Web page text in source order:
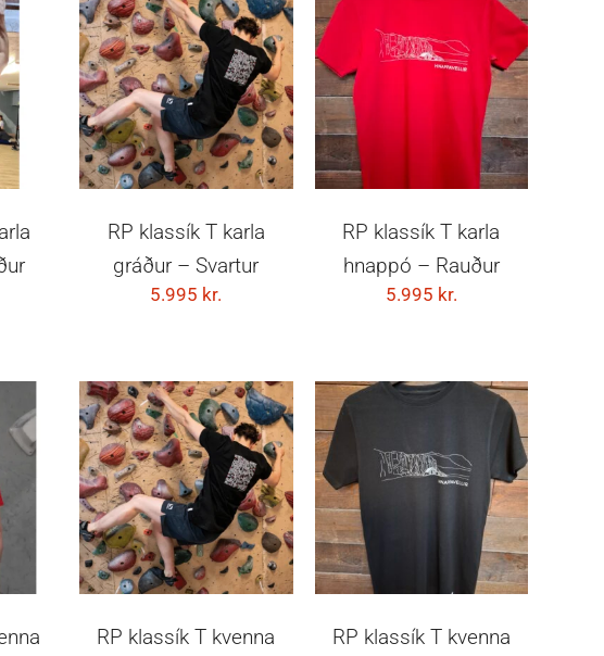
VELDU KOSTI
RP klassík T karla
gráður – Svartur
5.995 kr.
VELDU KOSTI
RP klassík T karla
hnappó – Rauður
5.995 kr.
VELDU KOSTI
RP klassík T kvenna
VELDU KOSTI
RP klassík T kvenna